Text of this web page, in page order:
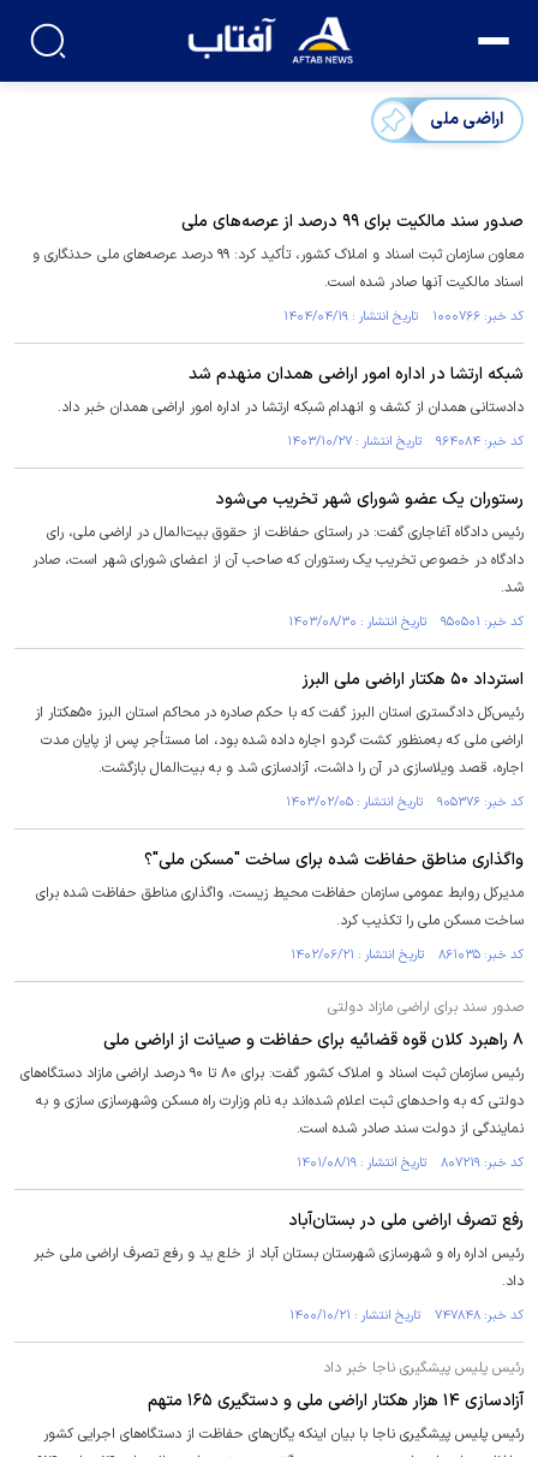
اراضی ملی
صدور سند مالکیت برای ۹۹ درصد از عرصه‌های ملی
معاون سازمان ثبت اسناد و املاک کشور، تأکید کرد: ۹۹ درصد عرصه‌های ملی حدنگاری و
اسناد مالکیت آنها صادر شده است.
کد خبر: ۱۰۰۰۷۶۶ تاریخ انتشار : ۱۴۰۴/۰۴/۱۹
شبکه ارتشا در اداره امور اراضی همدان منهدم شد
دادستانی همدان از کشف و انهدام شبکه ارتشا در اداره امور اراضی همدان خبر داد.
کد خبر: ۹۶۴۰۸۴ تاریخ انتشار : ۱۴۰۳/۱۰/۲۷
رستوران یک عضو شورای شهر تخریب می‌شود
رئیس دادگاه آغاجاری گفت: در راستای حفاظت از حقوق بیت‌المال در اراضی ملی، رای
دادگاه در خصوص تخریب یک رستوران که صاحب آن از اعضای شورای شهر است، صادر
شد.
کد خبر: ۹۵۰۵۰۱ تاریخ انتشار : ۱۴۰۳/۰۸/۳۰
استرداد ۵۰ هکتار اراضی ملی البرز
رئیس‌کل دادگستری استان البرز گفت که با حکم صادره در محاکم استان البرز ۵۰هکتار از
اراضی ملی که به‌منظور کشت گردو اجاره داده شده بود، اما مستأجر پس از پایان مدت
اجاره، قصد ویلاسازی در آن را داشت، آزادسازی شد و به بیت‌المال بازگشت.
کد خبر: ۹۰۵۳۷۶ تاریخ انتشار : ۱۴۰۳/۰۲/۰۵
واگذاری مناطق حفاظت شده برای ساخت "مسکن ملی"؟
مدیرکل روابط عمومی سازمان حفاظت محیط زیست، واگذاری مناطق حفاظت شده برای
ساخت مسکن ملی را تکذیب کرد.
کد خبر: ۸۶۱۰۳۵ تاریخ انتشار : ۱۴۰۲/۰۶/۲۱
صدور سند برای اراضی مازاد دولتی
۸ راهبرد کلان قوه قضائیه برای حفاظت و صیانت از اراضی ملی
رئیس سازمان ثبت اسناد و املاک کشور گفت: برای ۸۰ تا ۹۰ درصد اراضی مازاد دستگاه‌های
دولتی که به واحد‌های ثبت اعلام شده‌اند به نام وزارت راه مسکن وشهرسازی سازی و به
نمایندگی از دولت سند صادر شده است.
کد خبر: ۸۰۷۲۱۹ تاریخ انتشار : ۱۴۰۱/۰۸/۱۹
رفع تصرف اراضی ملی در بستان‌آباد
رئیس اداره راه و شهرسازی شهرستان بستان آباد از خلع ید و رفع تصرف اراضی ملی خبر
داد.
کد خبر: ۷۴۷۸۴۸ تاریخ انتشار : ۱۴۰۰/۱۰/۲۱
رئیس پلیس پیشگیری ناجا خبر داد
آزادسازی ۱۴ هزار هکتار اراضی ملی و دستگیری ۱۶۵ متهم
رئیس پلیس پیشگیری ناجا با بیان اینکه یگان‌های حفاظت از دستگاه‌های اجرایی کشور